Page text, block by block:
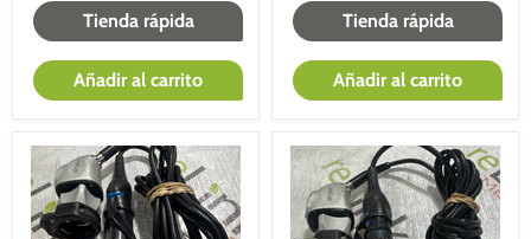
Tienda rápida
Añadir al carrito
Tienda rápida
Añadir al carrito